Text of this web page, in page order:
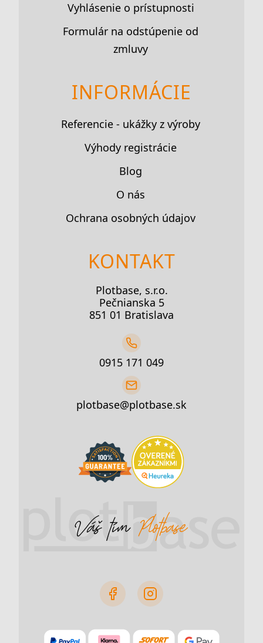
Vyhlásenie o prístupnosti
Formulár na odstúpenie od
zmluvy
INFORMÁCIE
Referencie - ukážky z výroby
Výhody registrácie
Blog
O nás
Ochrana osobných údajov
KONTAKT
Plotbase, s.r.o.
Pečnianska 5
851 01 Bratislava
0915 171 049
plotbase@plotbase.sk